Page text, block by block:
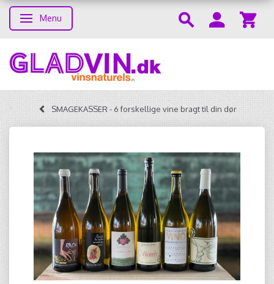
Skifte navigation
Menu
SMAGEKASSER - 6 forskellige vine bragt til din dør